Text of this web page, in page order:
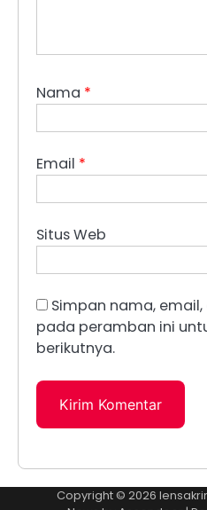
Nama *
Email *
Situs Web
Simpan nama,
pada peramban ini
berikutnya.
Copyright © 2026